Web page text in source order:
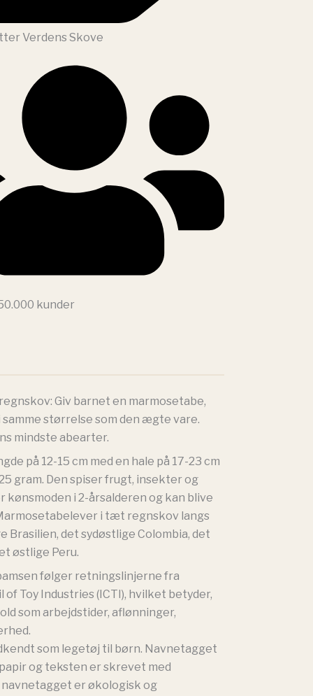
Verdens Skove
kunder
Giv barnet en marmosetabe,
størrelse som den ægte vare.
mindste abearter.
på 12-15 cm med en hale på 17-23 cm
gram. Den spiser frugt, insekter og
kønsmoden i 2-årsalderen og kan blive
i tæt regnskov langs
Brasilien, det sydøstlige Colombia, det
østlige Peru.
følger retningslinjerne fra
Toy Industries (ICTI), hvilket betyder,
som arbejdstider, aflønninger,
som legetøj til børn. Navnetagget
og teksten er skrevet med
er økologisk og